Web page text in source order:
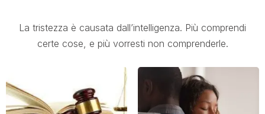
La tristezza è causata dall’intelligenza. Più comprendi
certe cose, e più vorresti non comprenderle.